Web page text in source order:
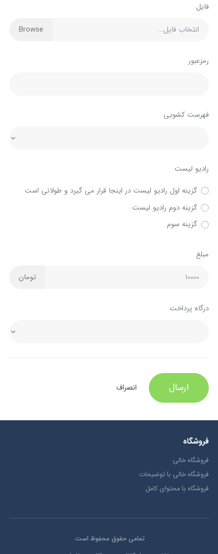
فایل
انتخاب فایل...
رمزعبور
فهرست کشویی
رادیو لیست
گزینه اول رادیو لیست در اینجا قرار می گیرد و طولانی است
گزینه دوم رادیو لیست
گزینه سوم
مبلغ
تومان
درگاه پرداخت
ارسال انصراف
فروشگاه
فروشگاه خالی
فروشگاه خالی با توضیحات
فروشگاه با محتوای کامل
تمامی حقوق محفوظ است.